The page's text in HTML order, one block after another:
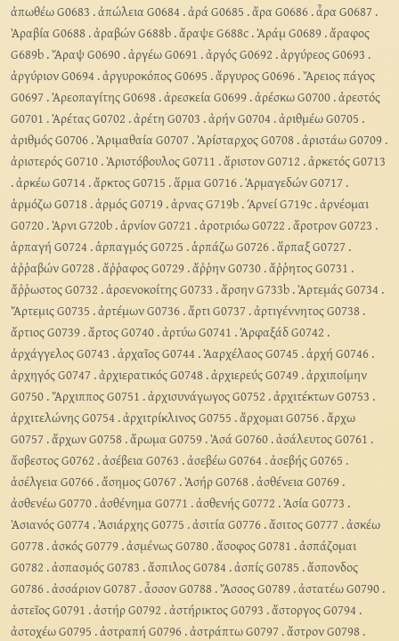
ἀπωθέω G0683 .ἀπώλεια G0684 .ἀρά G0685 .ἄρα G0686.ἆρα G0687.
Ἀραβία G0688.ἀραβών G688b.ἄραψε G688c.Ἀράμ G0689.ἄραφος
G689b.Ἄραψ G0690.ἀργέω G0691 .ἀργός G0692 .ἀργύρεος G0693 .
ἀργύριον G0694 .ἀργυροκόπος G0695 .ἄργυρος G0696.Ἄρειος πάγος
G0697.Ἀρεοπαγίτης G0698.ἀρεσκεία G0699.ἀρέσκω G0700.ἀρεστός
G0701 .Ἀρέτας G0702 .ἀρέτη G0703 .ἀρήν G0704 .ἀριθμέω G0705 .
ἀριθμός G0706.Ἀριμαθαία G0707.Ἀρίσταρχος G0708.ἀριστάω G0709.
ἀριστερός G0710.Ἀριστόβουλος G0711 .ἄριστον G0712 .ἀρκετός G0713
.ἀρκέω G0714 .ἄρκτος G0715 .ἅρμα G0716.Ἁρμαγεδών G0717.
ἁρμόζω G0718.ἁρμός G0719.ἀρνας G719b.Άρνεί G719c.ἀρνέομαι
G0720.Ἀρνι G720b.ἀρνίον G0721 .ἀροτριόω G0722 .ἄροτρον G0723 .
ἁρπαγή G0724 .ἁρπαγμός G0725 .ἁρπάζω G0726.ἅρπαξ G0727.
ἀῤῥαβών G0728.ἄῤῥαφος G0729.ἄῤῥην G0730.ἄῤῥητος G0731 .
ἄῤῥωστος G0732 .ἀρσενοκοίτης G0733 .ἄρσην G733b.Ἀρτεμάς G0734 .
Ἄρτεμις G0735 .ἀρτέμων G0736.ἄρτι G0737.ἀρτιγέννητος G0738.
ἄρτιος G0739.ἄρτος G0740.ἀρτύω G0741 .Ἀρφαξάδ G0742 .
ἀρχάγγελος G0743 .ἀρχαῖος G0744 .Ἀαρχέλαος G0745 .ἀρχή G0746.
ἀρχηγός G0747.ἀρχιερατικός G0748.ἀρχιερεύς G0749.ἀρχιποίμην
G0750.Ἄρχιππος G0751 .ἀρχισυνάγωγος G0752 .ἀρχιτέκτων G0753 .
ἀρχιτελώνης G0754 .ἀρχιτρίκλινος G0755 .ἄρχομαι G0756.ἄρχω
G0757.ἄρχων G0758.ἄρωμα G0759.Ἀσά G0760.ἀσάλευτος G0761 .
ἄσβεστος G0762 .ἀσέβεια G0763 .ἀσεβέω G0764 .ἀσεβής G0765 .
ἀσέλγεια G0766.ἄσημος G0767.Ἀσήρ G0768.ἀσθένεια G0769.
ἀσθενέω G0770.ἀσθένημα G0771 .ἀσθενής G0772 .Ἀσία G0773 .
Ἀσιανός G0774 .Ἀσιάρχης G0775 .ἀσιτία G0776.ἄσιτος G0777.ἀσκέω
G0778.ἀσκός G0779.ἀσμένως G0780.ἄσοφος G0781 .ἀσπάζομαι
G0782 .ἀσπασμός G0783 .ἄσπιλος G0784 .ἀσπίς G0785 .ἄσπονδος
G0786.ἀσσάριον G0787.ἆσσον G0788.Ἄσσος G0789.ἀστατέω G0790.
ἀστεῖος G0791 .ἀστήρ G0792 .ἀστήρικτος G0793 .ἄστοργος G0794 .
ἀστοχέω G0795 .ἀστραπή G0796.ἀστράπτω G0797.ἄστρον G0798.